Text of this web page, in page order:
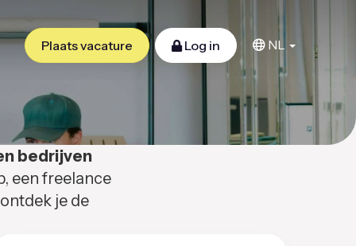
Plaats vacature Log in NL
bedrijven
een freelance
je de